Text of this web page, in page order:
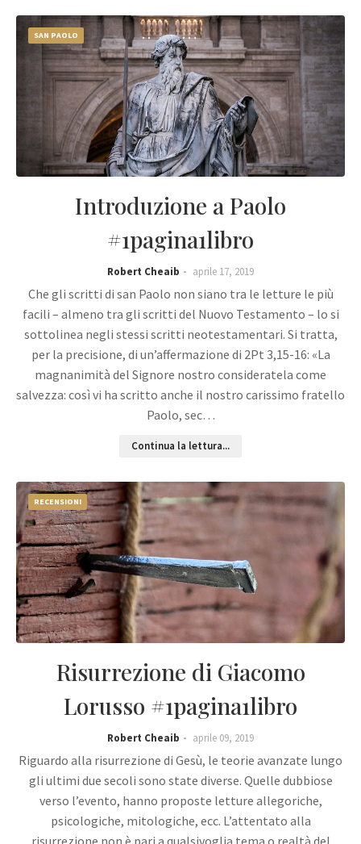
SAN PAOLO
Introduzione a Paolo
#1pagina1libro
Robert Cheaib aprile 17, 2019
Che gli scritti di san Paolo non siano tra le letture le più
facili – almeno tra gli scritti del Nuovo Testamento – lo si
sottolinea negli stessi scritti neotestamentari. Si tratta,
per la precisione, di un’affermazione di 2Pt 3,15-16: «La
magnanimità del Signore nostro consideratela come
salvezza: così vi ha scritto anche il nostro carissimo fratello
Paolo, sec…
Continua la lettura...
RECENSIONI
Risurrezione di Giacomo
Lorusso #1pagina1libro
Robert Cheaib aprile 09, 2019
Riguardo alla risurrezione di Gesù, le teorie avanzate lungo
gli ultimi due secoli sono state diverse. Quelle dubbiose
verso l’evento, hanno proposte letture allegoriche,
psicologiche, mitologiche, ecc. L’attentato alla
risurrezione non è pari a qualsivoglia tema o realtà del